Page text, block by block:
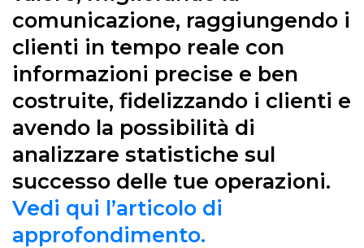
comunicazione, raggiungendo i
clienti in tempo reale con
informazioni precise e ben
costruite, fidelizzando i clienti e
avendo la possibilità di
analizzare statistiche sul
successo delle tue operazioni.
Vedi qui l’articolo di
approfondimento.